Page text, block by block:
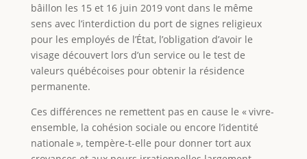
bâillon les 15 et 16 juin 2019 vont dans le même
sens avec l’interdiction du port de signes religieux
pour les employés de l’État, l’obligation d’avoir le
visage découvert lors d’un service ou le test de
valeurs québécoises pour obtenir la résidence
permanente.
Ces différences ne remettent pas en cause le « vivre-
ensemble, la cohésion sociale ou encore l’identité
nationale », tempère-t-elle pour donner tort aux